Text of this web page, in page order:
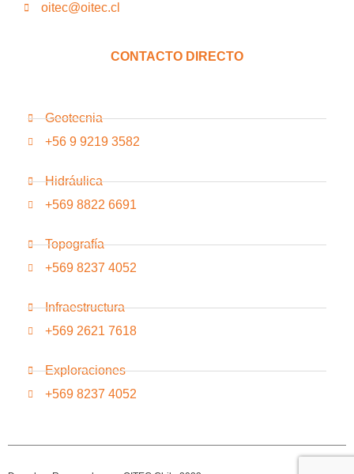
oitec@oitec.cl
CONTACTO DIRECTO
Geotecnia
+56 9 9219 3582
Hidráulica
+569 8822 6691
Topografía
+569 8237 4052
Infraestructura
+569 2621 7618
Exploraciones
+569 8237 4052